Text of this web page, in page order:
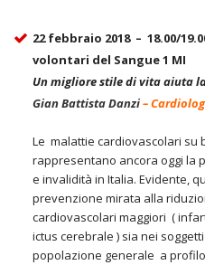
22 febbraio 2018 – 18.00/
volontari del Sangue 1 MI
Un migliore stile di vita aiuta
Gian Battista Danzi–
Le malattie cardiovascolari su
rappresentano ancora oggi la
e invalidità in Italia. Evidente,
prevenzione mirata alla
cardiovascolari maggiori (
ictus cerebrale ) sia nei
popolazione generale a